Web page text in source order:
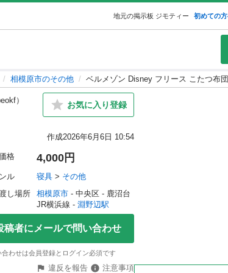
地元の掲示板 ジモティー 初めての
相模原市のその他 ベルメゾン Disney フリース こたつ布
） お気に入り登録
作成2026年6月6日 10:54
格 4,000円
ル 寝具 > その他
し場所
相模原市 - 中央区 - 鹿沼台
JR横浜線 - 淵野辺駅
稿者にメールで問い合わせ
わせは会員登録とログイン必須です
違反を報告
注意事項